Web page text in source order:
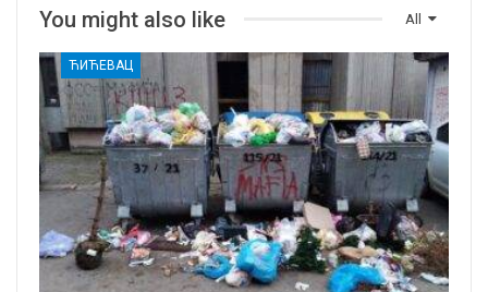
All
You might also like
ЋИЋЕВАЦ